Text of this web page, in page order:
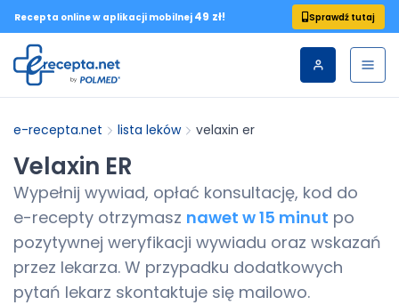
Recepta online w aplikacji mobilnej 49 zł! Sprawdź tutaj
e-recepta.net lista leków velaxin er
Velaxin ER
Wypełnij wywiad, opłać konsultację, kod do
e-recepty otrzymasz nawet w 15 minut po
pozytywnej weryfikacji wywiadu oraz wskazań
przez lekarza. W przypadku dodatkowych
pytań lekarz skontaktuje się mailowo.